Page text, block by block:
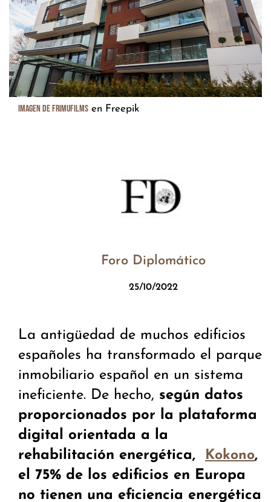
Imagen de frimufilms en Freepik
Foro Diplomático
25/10/2022
La antigüedad de muchos edificios
españoles ha transformado el parque
inmobiliario español en un sistema
ineficiente. De hecho, según datos
proporcionados por la plataforma
digital orientada a la
rehabilitación energética,
Kokono,
el 75% de los edificios en Europa
no tienen una eficiencia energética